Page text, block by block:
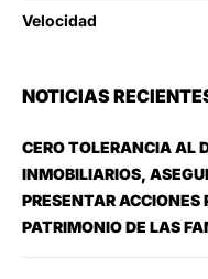
Velocidad
NOTICIAS
CERO TOLERANCIA AL
INMOBILIARIOS,
PRESENTAR ACCIONES
PATRIMONIO DE LAS